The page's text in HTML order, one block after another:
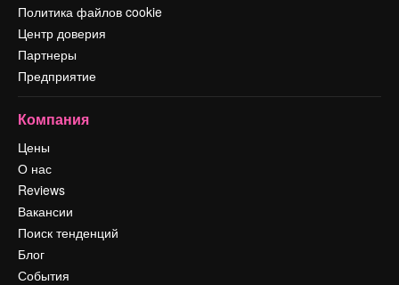
Политика файлов cookie
Центр доверия
Партнеры
Предприятие
Компания
Цены
О нас
Reviews
Вакансии
Поиск тенденций
Блог
События